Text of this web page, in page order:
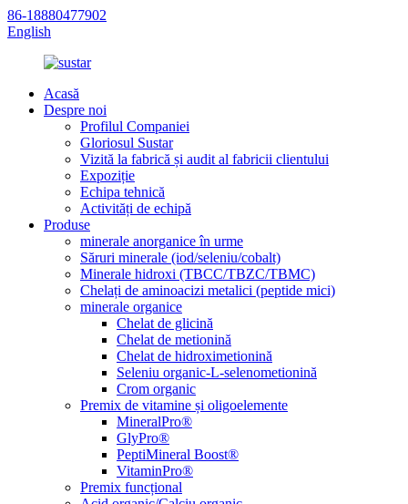
86-18880477902
English
Acasă
Despre noi
Profilul Companiei
Gloriosul Sustar
Vizită la fabrică și audit al fabricii clientului
Expoziție
Echipa tehnică
Activități de echipă
Produse
minerale anorganice în urme
Săruri minerale (iod/seleniu/cobalt)
Minerale hidroxi (TBCC/TBZC/TBMC)
Chelați de aminoacizi metalici (peptide mici)
minerale organice
Chelat de glicină
Chelat de metionină
Chelat de hidroximetionină
Seleniu organic-L-selenometionină
Crom organic
Premix de vitamine și oligoelemente
MineralPro®
GlyPro®
PeptiMineral Boost®
VitaminPro®
Premix funcțional